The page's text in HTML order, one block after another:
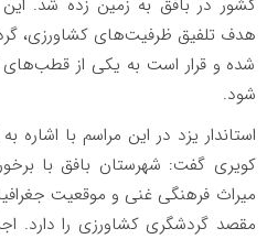
هدف تلفیق ظرفیت‌های کشاورزی،
شده و قرار است به یکی از قطب‌های
شود.
استاندار یزد در این مراسم با
کویری گفت: شهرستان بافق با
میراث فرهنگی غنی و موقعیت
مقصد گردشگری کشاورزی را دارد.